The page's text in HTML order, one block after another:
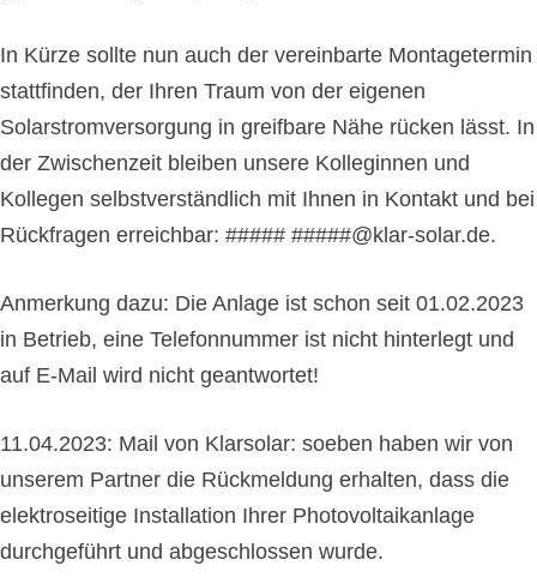
In Kürze sollte nun auch der vereinbarte Montagetermin
stattfinden, der Ihren Traum von der eigenen
Solarstromversorgung in greifbare Nähe rücken lässt. In
der Zwischenzeit bleiben unsere Kolleginnen und
Kollegen selbstverständlich mit Ihnen in Kontakt und bei
Rückfragen erreichbar: ##### #####@klar-solar.de.
Anmerkung dazu: Die Anlage ist schon seit 01.02.2023
in Betrieb, eine Telefonnummer ist nicht hinterlegt und
auf E-Mail wird nicht geantwortet!
11.04.2023: Mail von Klarsolar: soeben haben wir von
unserem Partner die Rückmeldung erhalten, dass die
elektroseitige Installation Ihrer Photovoltaikanlage
durchgeführt und abgeschlossen wurde.